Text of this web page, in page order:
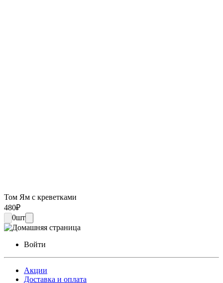
Том Ям с креветками
480₽
0шт
Войти
Акции
Доставка и оплата